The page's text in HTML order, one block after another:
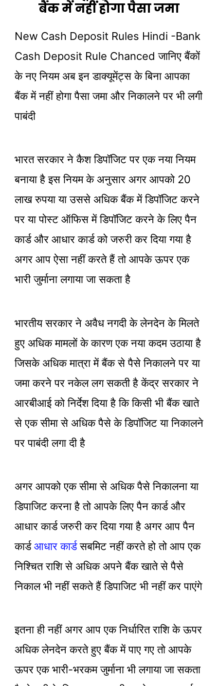
बैंक में नहीं होगा पैसा जमा
New Cash Deposit Rules Hindi -Bank
Cash Deposit Rule Chanced जानिए बैंकों
के नए नियम अब इन डाक्यूमेंट्स के बिना आपका
बैंक में नहीं होगा पैसा जमा और निकालने पर भी लगी
पाबंदी
भारत सरकार ने कैश डिपॉजिट पर एक नया नियम
बनाया है इस नियम के अनुसार अगर आपको 20
लाख रुपया या उससे अधिक बैंक में डिपॉजिट करने
पर या पोस्ट ऑफिस में डिपॉजिट करने के लिए पैन
कार्ड और आधार कार्ड को जरुरी कर दिया गया है
अगर आप ऐसा नहीं करते हैं तो आपके ऊपर एक
भारी जुर्माना लगाया जा सकता है
भारतीय सरकार ने अवैध नगदी के लेनदेन के मिलते
हुए अधिक मामलों के कारण एक नया कदम उठाया है
जिसके अधिक मात्रा में बैंक से पैसे निकालने पर या
जमा करने पर नकेल लग सकती है केंद्र सरकार ने
आरबीआई को निर्देश दिया है कि किसी भी बैंक खाते
से एक सीमा से अधिक पैसे के डिपॉजिट या निकालने
पर पाबंदी लगा दी है
अगर आपको एक सीमा से अधिक पैसे निकालना या
डिपाजिट करना है तो आपके लिए पैन कार्ड और
आधार कार्ड जरुरी कर दिया गया है अगर आप पैन
कार्डआधार कार्डसबमिट नहीं करते हो तो आप एक
निश्चित राशि से अधिक अपने बैंक खाते से पैसे
निकाल भी नहीं सकते हैं डिपाजिट भी नहीं कर पाएंगे
इतना ही नहीं अगर आप एक निर्धारित राशि के ऊपर
अधिक लेनदेन करते हुए बैंक में पाए गए तो आपके
ऊपर एक भारी-भरकम जुर्माना भी लगाया जा सकता